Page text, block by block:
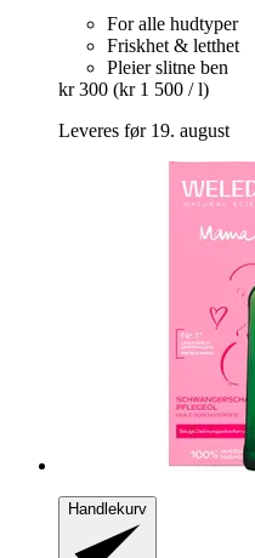
For alle hudtyper
Friskhet & letthet
Pleier slitne ben
kr 300 (kr 1 500 / l)
Leveres før 19. august
Handlekurv